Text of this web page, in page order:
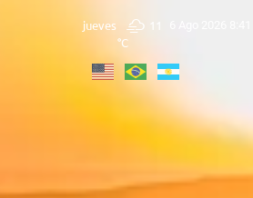
jueves
11
°C